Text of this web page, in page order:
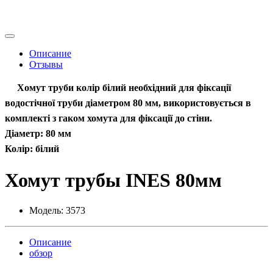
Описание
Отзывы
Хомут труби колір білий необхідний для фіксації
водостічної труби діаметром 80 мм, використовується в
комплекті з гаком хомута для фіксації до стіни.
Діаметр: 80 мм
Колір: білий
Хомут трубы INES 80мм
Модель: 3573
Описание
обзор